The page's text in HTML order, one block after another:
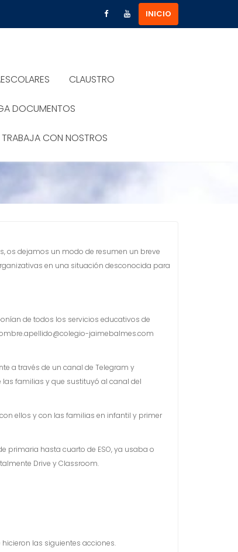
INICIO
CLAUSTRO
DOCUMENTOS
TRABAJA CON NOSTROS
os dejamos un modo de resumen un breve
en una situación desconocida para
de todos los servicios educativos de
jaimebalmes.com
a través de un canal de Telegram y
familias y que sustituyó al canal del
ellos y con las familias en infantil y primer
primaria hasta cuarto de ESO, ya usaba o
Drive y Classroom.
las siguientes acciones.